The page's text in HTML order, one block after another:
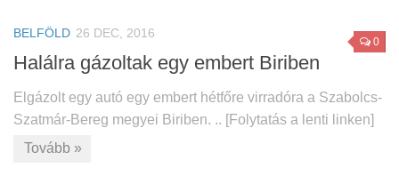
0
BELFÖLD 26 DEC, 2016
Halálra gázoltak egy embert Biriben
Elgázolt egy autó egy embert hétfőre virradóra a Szabolcs-
Szatmár-Bereg megyei Biriben. .. [Folytatás a lenti linken]
Tovább »